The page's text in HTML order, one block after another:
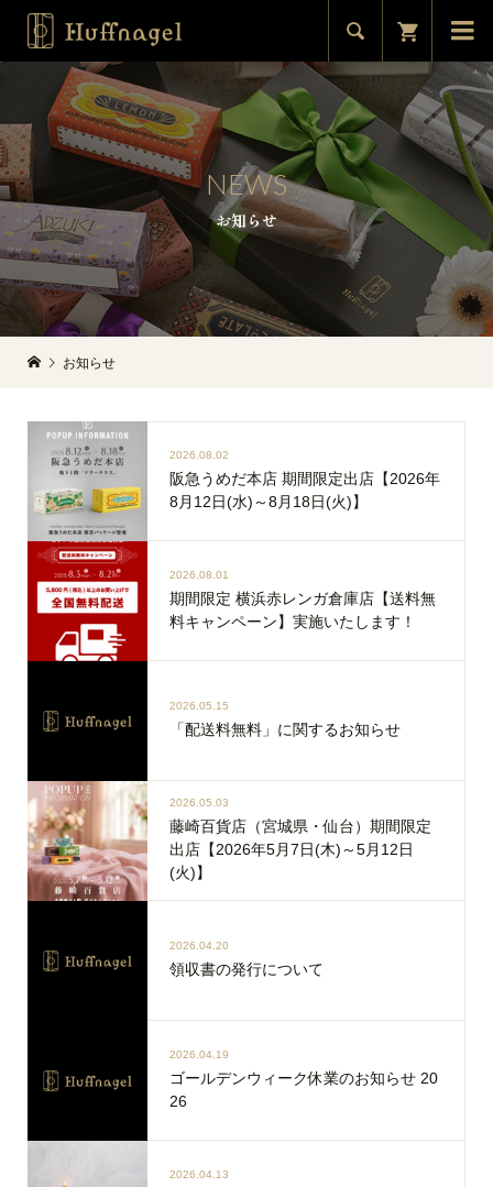
 
NEWS
お知らせ
お知らせ
2026.08.02
阪急うめだ本店 期間限定出店【2026年
8月12日(水)～8月18日(火)】
2026.08.01
期間限定 横浜赤レンガ倉庫店【送料無
料キャンペーン】実施いたします！
2026.05.15
「配送料無料」に関するお知らせ
2026.05.03
藤崎百貨店（宮城県・仙台）期間限定
出店【2026年5月7日(木)～5月12日
(火)】
2026.04.20
領収書の発行について
2026.04.19
ゴールデンウィーク休業のお知らせ 20
26
2026.04.13